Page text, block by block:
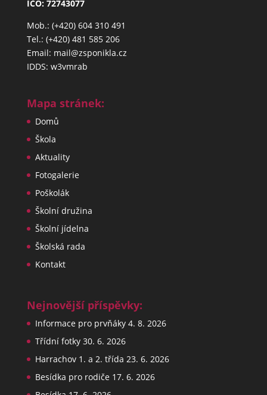
IČO: 72743077
Mob.: (+420) 604 310 491
Tel.: (+420) 481 585 206
Email: mail@zsponikla.cz
IDDS: w3vmrab
Mapa stránek:
Domů
Škola
Aktuality
Fotogalerie
Poškolák
Školní družina
Školní jídelna
Školská rada
Kontakt
Nejnovější příspěvky:
Informace pro prvňáky 4. 8. 2026
Třídní fotky 30. 6. 2026
Harrachov 1. a 2. třída 23. 6. 2026
Besídka pro rodiče 17. 6. 2026